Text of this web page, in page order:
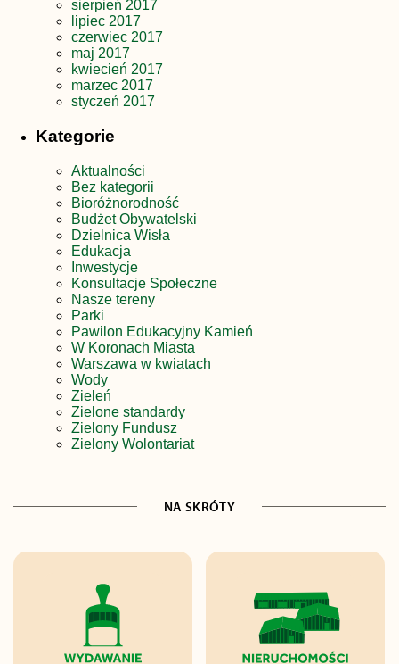
sierpień 2017
lipiec 2017
czerwiec 2017
maj 2017
kwiecień 2017
marzec 2017
styczeń 2017
Kategorie
Aktualności
Bez kategorii
Bioróżnorodność
Budżet Obywatelski
Dzielnica Wisła
Edukacja
Inwestycje
Konsultacje Społeczne
Nasze tereny
Parki
Pawilon Edukacyjny Kamień
W Koronach Miasta
Warszawa w kwiatach
Wody
Zieleń
Zielone standardy
Zielony Fundusz
Zielony Wolontariat
NA SKRÓTY